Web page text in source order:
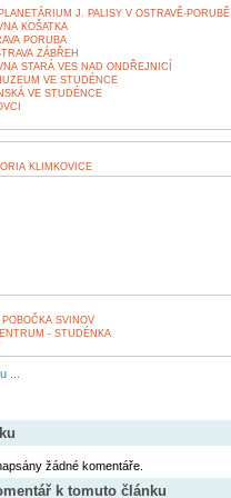
J. PALISY V OSTRAVĚ-PORUBĚ
KOŠATKA
PORUBA
ZÁBŘEH
STARÁ VES NAD ONDŘEJNICÍ
VE STUDÉNCE
VE STUDÉNCE
KLIMKOVICE
SVINOV
- STUDÉNKA
...
žádné komentáře.
k tomuto článku